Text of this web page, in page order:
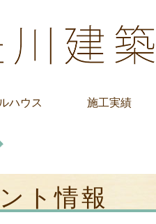
ハウス 施工実績
ト情報